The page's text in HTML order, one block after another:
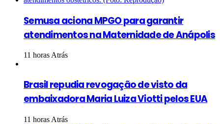
Semusa aciona MPGO para garantir
atendimentos na Maternidade de Anápolis
11 horas Atrás
Brasil repudia revogação de visto da
embaixadora Maria Luiza Viotti pelos EUA
11 horas Atrás